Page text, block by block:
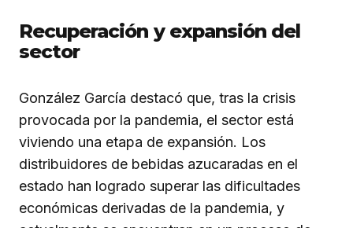
Recuperación y expansión del
sector
González García destacó que, tras la crisis
provocada por la pandemia, el sector está
viviendo una etapa de expansión. Los
distribuidores de bebidas azucaradas en el
estado han logrado superar las dificultades
económicas derivadas de la pandemia, y